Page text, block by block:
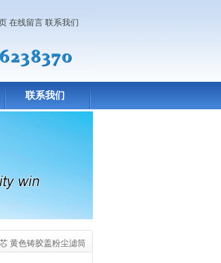
在线留言 联系我们
联系我们
黄色铸胶盖粉尘滤筒